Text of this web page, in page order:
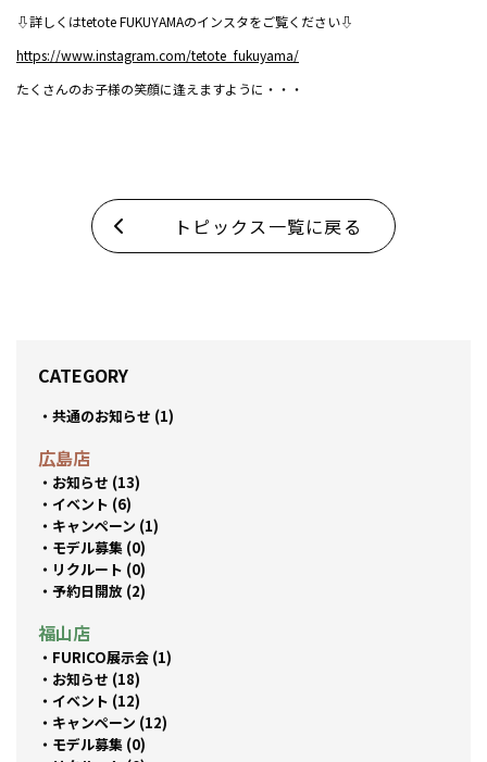
⇩詳しくはtetote FUKUYAMAのインスタをご覧ください⇩
https://www.instagram.com/tetote_fukuyama/
たくさんのお子様の笑顔に逢えますように・・・
トピックス一覧に戻る
CATEGORY
共通のお知らせ (1)
広島店
お知らせ (13)
イベント (6)
キャンペーン (1)
モデル募集 (0)
リクルート (0)
予約日開放 (2)
福山店
FURICO展示会 (1)
お知らせ (18)
イベント (12)
キャンペーン (12)
モデル募集 (0)